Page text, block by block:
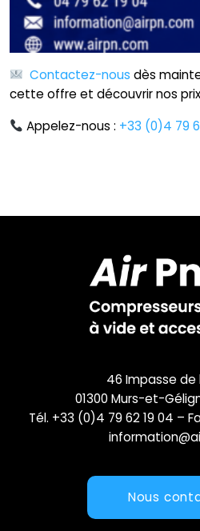
Contactez-nous dès
cette offre et découvrir nos
Appelez-nous : +33 (0)4 79
46 Impasse de
01300 Murs-et-
Tél. +33 (0)4 79 62 19 04 –
Nous